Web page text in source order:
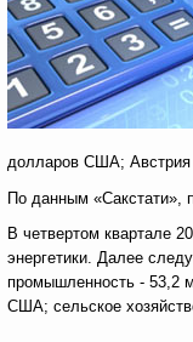
долларов США;
По данным «Сакстати»,
В четвертом квартале
энергетики. Далее
промышленность - 53,2
США; сельское